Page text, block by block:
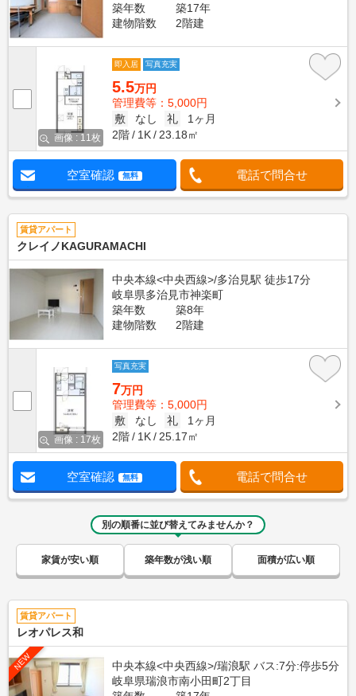
築年数
築17年
建物階数
2階建
画像 : 11枚
即入居 写真充実
5.5万円
管理費等：5,000円
敷
なし 礼
1ヶ月
2階
1K 23.18㎡
空室確認 無料 電話で問合せ
賃貸アパート
クレイノKAGURAMACHI
中央本線<中央西線>/多治見駅 徒歩17分
岐阜県多治見市神楽町
築年数
築8年
建物階数
2階建
画像 : 17枚
写真充実
7万円
管理費等：5,000円
敷
なし 礼
1ヶ月
2階
1K 25.17㎡
空室確認 無料 電話で問合せ
別の順番に並び替えてみませんか？
家賃が安い順 築年数が浅い順 面積が広い順
賃貸アパート
レオパレス和
NEW
中央本線<中央西線>/瑞浪駅 バス:7分:停歩5分
岐阜県瑞浪市南小田町2丁目